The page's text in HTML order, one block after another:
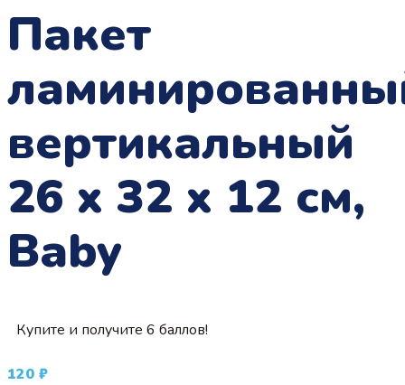
Пакет
вертикальный
26 x 32 x 12 см,
Baby
Купите и получите 6 баллов!
120 ₽